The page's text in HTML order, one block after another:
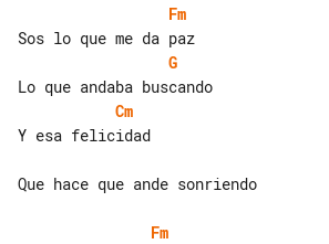
Fm
G
Cm
Y esa felicidad
Que hace que ande sonriendo
Fm